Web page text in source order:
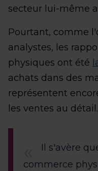
secteur lui-même a
Pourtant, comme
analystes, les
physiques ont été
achats dans des
représentent
les ventes au détail.
Il s'avère
commerce